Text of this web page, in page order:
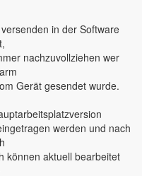
in der Software
nachzuvollziehen wer
Gerät gesendet wurde.
werden und nach
können aktuell bearbeitet